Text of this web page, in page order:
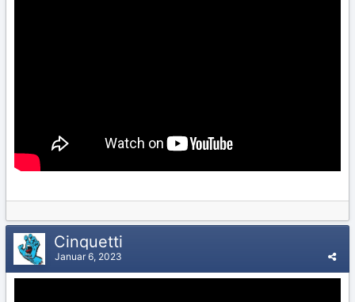
Cinquetti
Januar 6, 2023